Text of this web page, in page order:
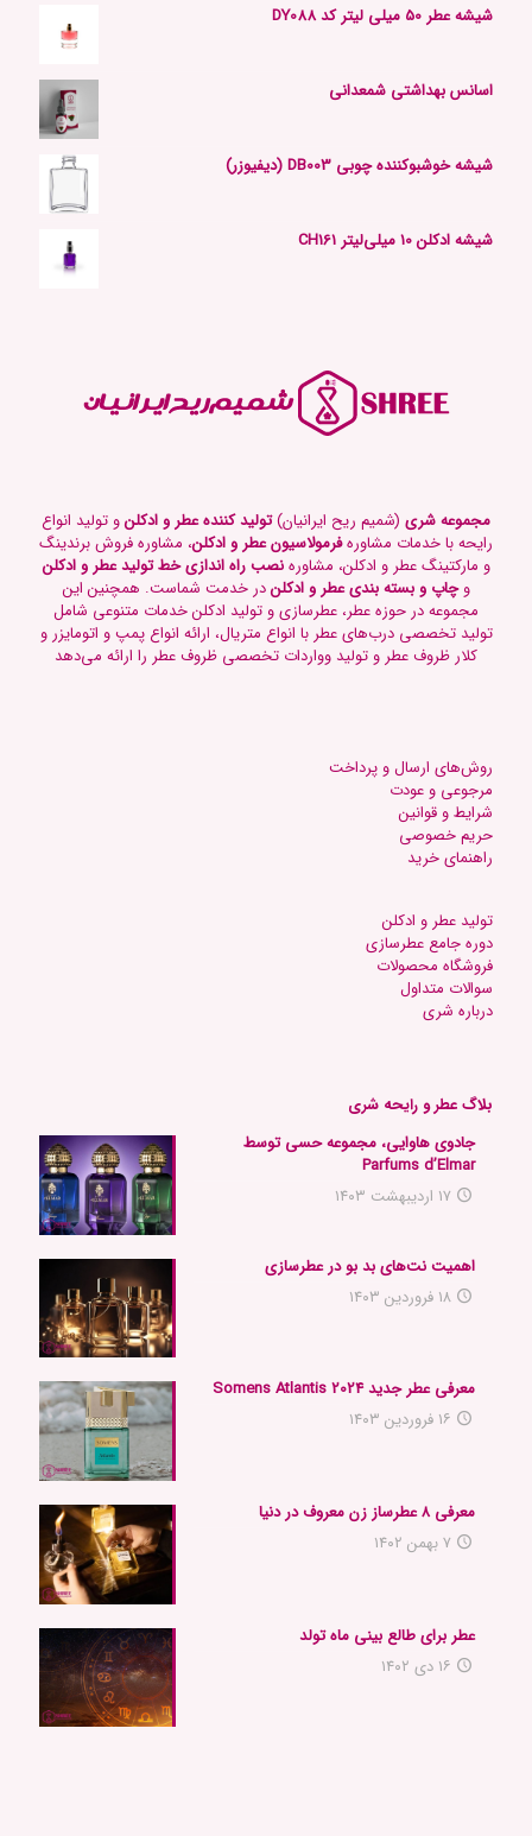
شیشه عطر 50 میلی لیتر کد DY088
اسانس بهداشتی شمعدانی
شیشه خوشبوکننده چوبی DB003 (دیفیوزر)
شیشه ادکلن 10 میلی‌لیتر CH161
مجموعه شری (شمیم ریح ایرانیان)تولید کننده عطر و ادکلنو تولید انواع
رایحه با خدمات مشاورهفرمولاسیون عطر و ادکلن، مشاوره فروش برندینگ
و مارکتینگ عطر و ادکلن، مشاورهنصب راه اندازی خط تولید عطر و ادکلن
وچاپ و بسته بندی عطر و ادکلندر خدمت شماست. همچنین این
مجموعه در حوزه عطر، عطرسازی و تولید ادکلن خدمات متنوعی شامل
تولید تخصصی درب‌های عطر با انواع متریال، ارائه انواع پمپ و اتومایزر و
کلار ظروف عطر و تولید وواردات تخصصی ظروف عطر را ارائه می‌دهد
روش‌های ارسال و پرداخت
مرجوعی و عودت
شرایط و قوانین
حریم خصوصی
راهنمای خرید
تولید عطر و ادکلن
دوره جامع عطرسازی
فروشگاه محصولات
سوالات متداول
درباره شری
بلاگ عطر و رایحه شری
جادوی هاوایی، مجموعه حسی توسط
Parfums d’Elmar
۱۷ اردیبهشت ۱۴۰۳
اهمیت نت‌های بد بو در عطرسازی
۱۸ فروردین ۱۴۰۳
معرفی عطر جدید 2024 Somens Atlantis
۱۶ فروردین ۱۴۰۳
معرفی ۸ عطرساز زن معروف در دنیا
۷ بهمن ۱۴۰۲
عطر برای طالع بینی ماه تولد
۱۶ دی ۱۴۰۲